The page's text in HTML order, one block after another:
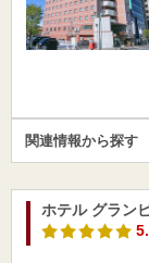
関連情報から探す
ホテル グラン